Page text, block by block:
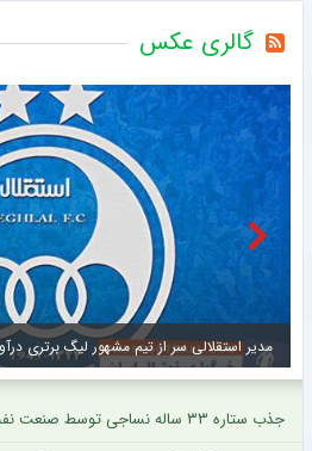
گالری عکس
مهدی طارمی برای ستاره اینتر پیام فرستاد +
جذب ستاره ۳۳ ساله نساجی توسط صنعت نفت آبادان + عکس